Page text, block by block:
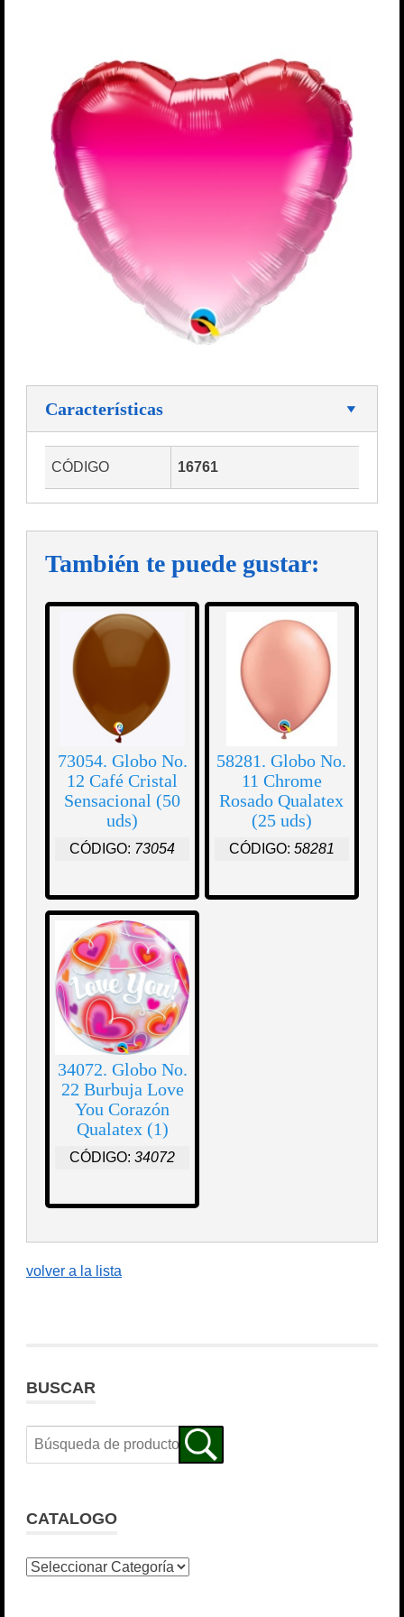
Características
CÓDIGO 16761
También te puede gustar:
73054. Globo No.
12 Café Cristal
Sensacional (50
uds)
CÓDIGO: 73054
58281. Globo No.
11 Chrome
Rosado Qualatex
(25 uds)
CÓDIGO: 58281
34072. Globo No.
22 Burbuja Love
You Corazón
Qualatex (1)
CÓDIGO: 34072
volver a la lista
BUSCAR
CATALOGO